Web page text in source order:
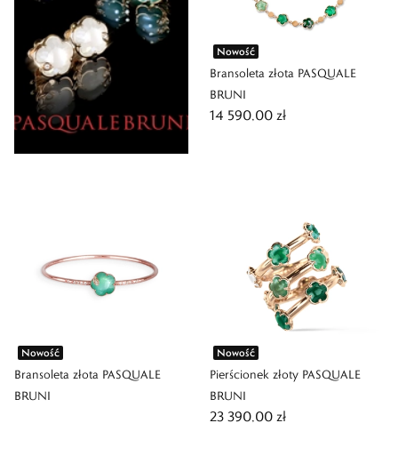
Nowość
Bransoleta złota PASQUALE
BRUNI
14 590,00 zł
Nowość
Bransoleta złota PASQUALE
BRUNI
Nowość
Pierścionek złoty PASQUALE
BRUNI
23 390,00 zł